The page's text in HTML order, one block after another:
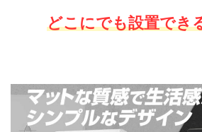
どこにでも設置でき